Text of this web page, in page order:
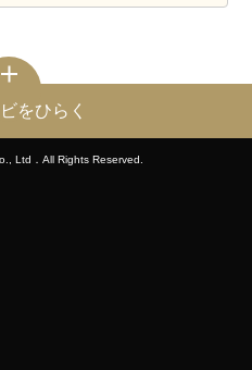
をひらく
Ltd．All Rights Reserved.